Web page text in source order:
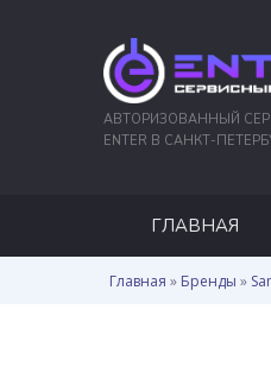
АВТОРИЗОВАННЫЙ
ENTER В САНКТ-
ГЛАВНАЯ
Главная » Бренды »